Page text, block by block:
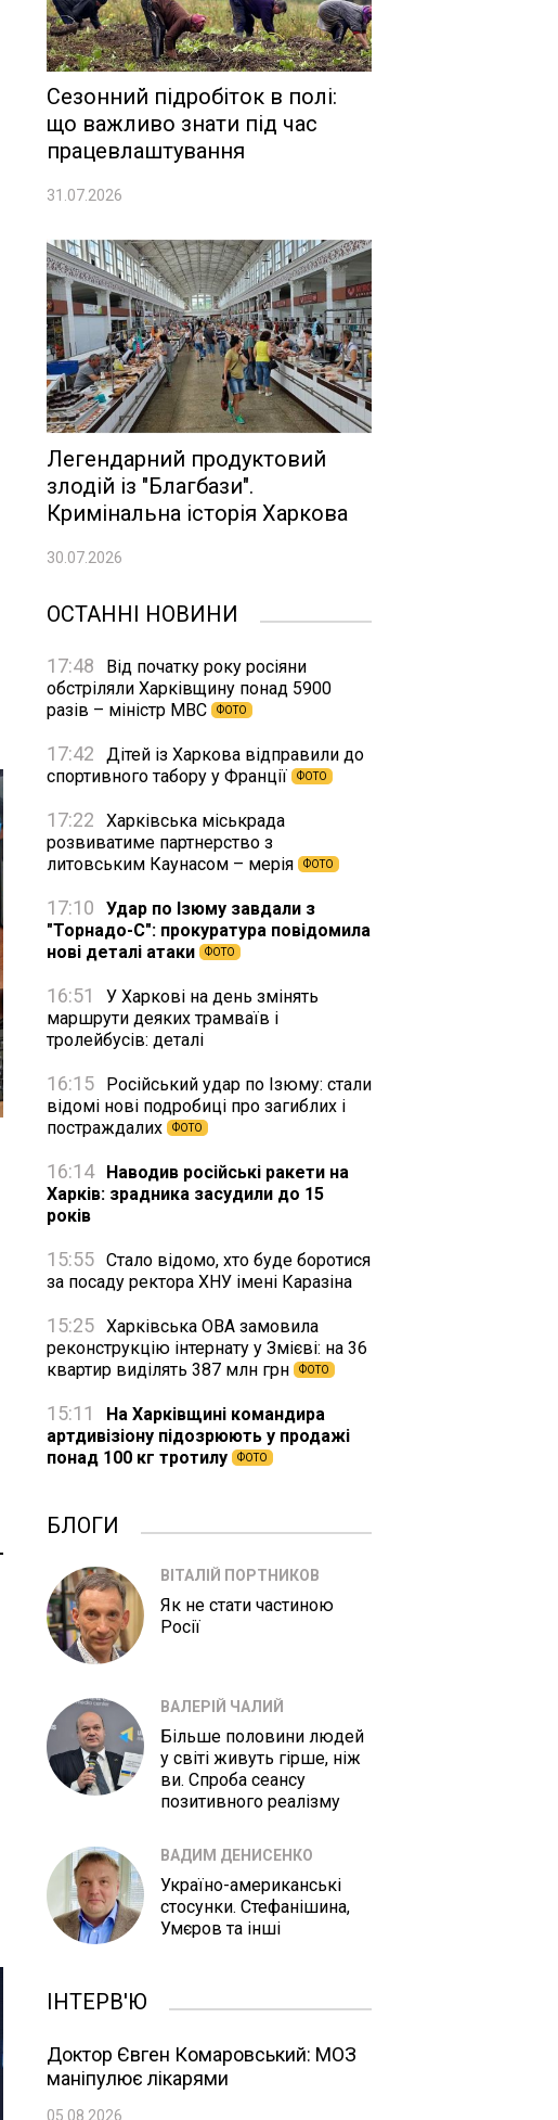
Сезонний підробіток в полі:
що важливо знати під час
працевлаштування
31.07.2026
Легендарний продуктовий
злодій із "Благбази".
Кримінальна історія Харкова
30.07.2026
ОСТАННІ НОВИНИ
17:48
Від початку року росіяни
обстріляли Харківщину понад 5900
разів – міністр МВС
ФОТО
17:42
Дітей із Харкова відправили до
спортивного табору у Франції
ФОТО
17:22
Харківська міськрада
розвиватиме партнерство з
литовським Каунасом – мерія
ФОТО
17:10
Удар по Ізюму завдали з
"Торнадо-С": прокуратура повідомила
нові деталі атаки
ФОТО
16:51
У Харкові на день змінять
маршрути деяких трамваїв і
тролейбусів: деталі
16:15
Російський удар по Ізюму: стали
відомі нові подробиці про загиблих і
постраждалих
ФОТО
16:14
Наводив російські ракети на
Харків: зрадника засудили до 15
років
15:55 Стало відомо, хто буде боротися
за посаду ректора ХНУ імені Каразіна
15:25 Харківська ОВА замовила
реконструкцію інтернату у Змієві: на 36
квартир виділять 387 млн грн
ФОТО
15:11
На Харківщині командира
артдивізіону підозрюють у продажі
понад 100 кг тротилу
ФОТО
БЛОГИ
ВІТАЛІЙ ПОРТНИКОВ
Як не стати частиною
Росії
ВАЛЕРІЙ ЧАЛИЙ
Більше половини людей
у світі живуть гірше, ніж
ви. Спроба сеансу
позитивного реалізму
ВАДИМ ДЕНИСЕНКО
Україно-американські
стосунки. Стефанішина,
Умєров та інші
ІНТЕРВ'Ю
Доктор Євген Комаровський: МОЗ
маніпулює лікарями
05.08.2026